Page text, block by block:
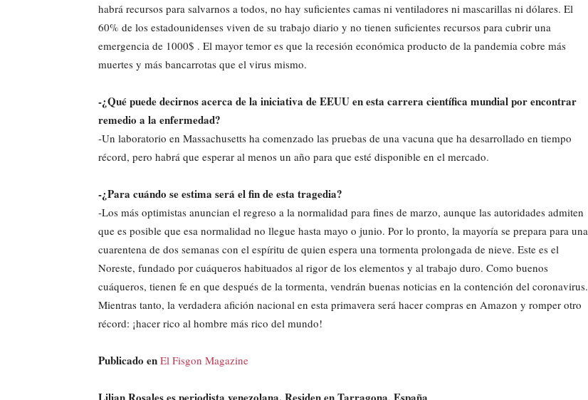
habrá recursos para salvarnos a todos, no hay suficientes camas ni ventiladores ni mascarillas ni dólares. El
60% de los estadounidenses viven de su trabajo diario y no tienen suficientes recursos para cubrir una
emergencia de 1000$ . El mayor temor es que la recesión económica producto de la pandemia cobre más
muertes y más bancarrotas que el virus mismo.
-¿Qué puede decirnos acerca de la iniciativa de EEUU en esta carrera científica mundial por encontrar
remedio a la enfermedad?
-Un laboratorio en Massachusetts ha comenzado las pruebas de una vacuna que ha desarrollado en tiempo
récord, pero habrá que esperar al menos un año para que esté disponible en el mercado.
-¿Para cuándo se estima será el fin de esta tragedia?
-Los más optimistas anuncian el regreso a la normalidad para fines de marzo, aunque las autoridades admiten
que es posible que esa normalidad no llegue hasta mayo o junio. Por lo pronto, la mayoría se prepara para una
cuarentena de dos semanas con el espíritu de quien espera una tormenta prolongada de nieve. Este es el
Noreste, fundado por cuáqueros habituados al rigor de los elementos y al trabajo duro. Como buenos
cuáqueros, tienen fe en que después de la tormenta, vendrán buenas noticias en la contención del coronavirus.
Mientras tanto, la verdadera afición nacional en esta primavera será hacer compras en Amazon y romper otro
récord: ¡hacer rico al hombre más rico del mundo!
Publicado en El Fisgon Magazine